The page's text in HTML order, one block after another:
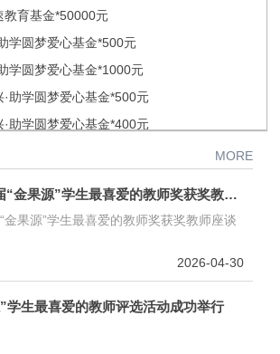
MORE
我校召开第六届“金果源”学生最喜爱的教师奖获奖教师座谈会
金果源”学生最喜爱的教师奖获奖教师座谈
2026-04-30
学生最喜爱的教师评选活动成功举行